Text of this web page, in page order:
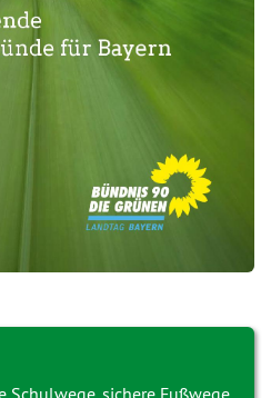
Schulwege, sichere Fußwege